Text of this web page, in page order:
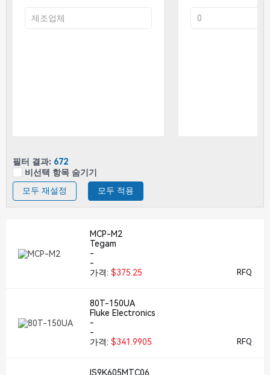
필터 결과: 672
비선택 항목 숨기기
모두 재설정
모두 적용
MCP-M2
Tegam
-
-
가격: $375.25 RFQ
80T-150UA
Fluke Electronics
-
-
가격: $341.9905 RFQ
IS9K605MTC06